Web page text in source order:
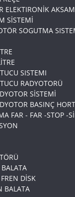
ELEKTIRONİK AKSAM
SİSTEMİ
SOGUTMA
SISTEMI
RADYOTORÜ
SİSTEMİ
BASINÇ
FAR - FAR -STOP -
DİSK
BALATA